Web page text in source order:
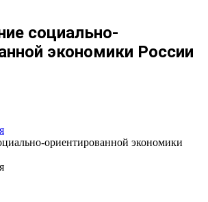
социально-
экономики России
ориентированной экономики